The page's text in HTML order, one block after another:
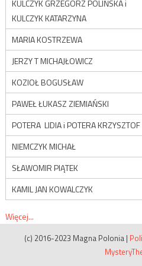
KULCZYK GRZEGORZ POLIŃSKA i
KULCZYK KATARZYNA
MARIA KOSTRZEWA
JERZY T MICHAJŁOWICZ
KOZIOŁ BOGUSŁAW
PAWEŁ ŁUKASZ ZIEMIAŃSKI
POTERA LIDIA i POTERA KRZYSZTOF
NIEMCZYK MICHAŁ
SŁAWOMIR PIĄTEK
KAMIL JAN KOWALCZYK
Więcej...
(c) 2016-2023 Magna Polonia |